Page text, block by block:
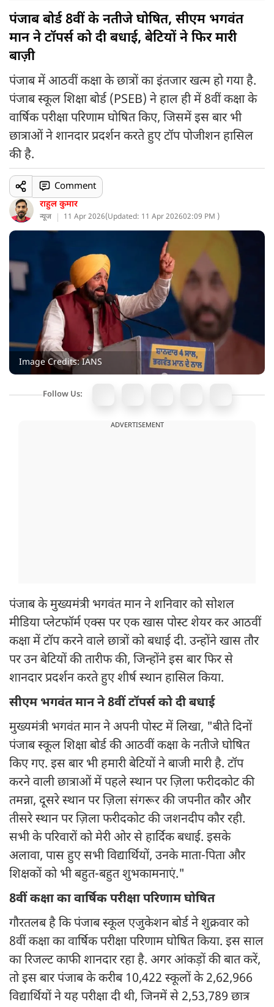
पंजाब बोर्ड 8वीं के नतीजे घोषित, सीएम भगवंत
मान ने टॉपर्स को दी बधाई, बेटियों ने फिर मारी
बाज़ी
पंजाब में आठवीं कक्षा के छात्रों का इंतजार खत्म हो गया है.
पंजाब स्कूल शिक्षा बोर्ड (PSEB) ने हाल ही में 8वीं कक्षा के
वार्षिक परीक्षा परिणाम घोषित किए, जिसमें इस बार भी
छात्राओं ने शानदार प्रदर्शन करते हुए टॉप पोजीशन हासिल
की है.
राहुल कुमार
न्यूज 11 Apr 2026(Updated: 11 Apr 202602:09 PM )
Comment
Image Credits: IANS
Follow Us:
ADVERTISEMENT
पंजाब के मुख्यमंत्री भगवंत मान ने शनिवार को सोशल
मीडिया प्लेटफॉर्म एक्स पर एक खास पोस्ट शेयर कर आठवीं
कक्षा में टॉप करने वाले छात्रों को बधाई दी. उन्होंने खास तौर
पर उन बेटियों की तारीफ की, जिन्होंने इस बार फिर से
शानदार प्रदर्शन करते हुए शीर्ष स्थान हासिल किया.
सीएम भगवंत मान ने 8वीं टॉपर्स को दी बधाई
मुख्यमंत्री भगवंत मान ने अपनी पोस्ट में लिखा, "बीते दिनों
पंजाब स्कूल शिक्षा बोर्ड की आठवीं कक्षा के नतीजे घोषित
किए गए. इस बार भी हमारी बेटियों ने बाजी मारी है. टॉप
करने वाली छात्राओं में पहले स्थान पर ज़िला फरीदकोट की
तमन्ना, दूसरे स्थान पर ज़िला संगरूर की जपनीत कौर और
तीसरे स्थान पर ज़िला फरीदकोट की जशनदीप कौर रही.
सभी के परिवारों को मेरी ओर से हार्दिक बधाई. इसके
अलावा, पास हुए सभी विद्यार्थियों, उनके माता-पिता और
शिक्षकों को भी बहुत-बहुत शुभकामनाएं."
8वीं कक्षा का वार्षिक परीक्षा परिणाम घोषित
गौरतलब है कि पंजाब स्कूल एजुकेशन बोर्ड ने शुक्रवार को
8वीं कक्षा का वार्षिक परीक्षा परिणाम घोषित किया. इस साल
का रिजल्ट काफी शानदार रहा है. अगर आंकड़ों की बात करें,
तो इस बार पंजाब के करीब 10,422 स्कूलों के 2,62,966
विद्यार्थियों ने यह परीक्षा दी थी, जिनमें से 2,53,789 छात्र